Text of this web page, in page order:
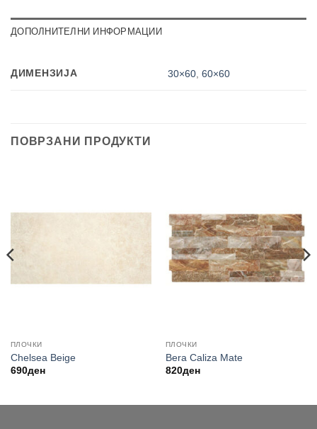
ДОПОЛНИТЕЛНИ ИНФОРМАЦИИ
ДИМЕНЗИЈА 30×60 ,60×60
ПОВРЗАНИ ПРОДУКТИ
ПЛОЧКИ
Chelsea Beige
690ден
ПЛОЧКИ
Bera Caliza Mate
820ден